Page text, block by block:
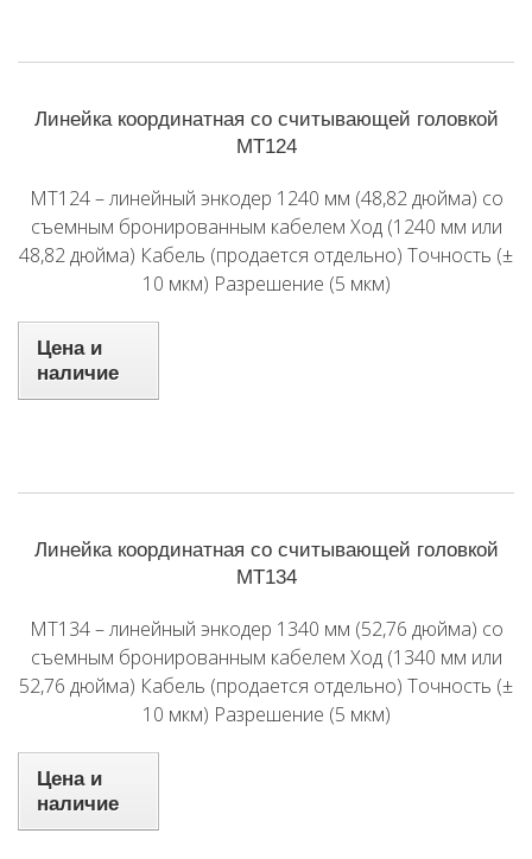
Линейка координатная со считывающей головкой
MT124
MT124 – линейный энкодер 1240 мм (48,82 дюйма) со
съемным бронированным кабелем Ход (1240 мм или
48,82 дюйма) Кабель (продается отдельно) Точность (±
10 мкм) Разрешение (5 мкм)
Цена и
наличие
Линейка координатная со считывающей головкой
MT134
MT134 – линейный энкодер 1340 мм (52,76 дюйма) со
съемным бронированным кабелем Ход (1340 мм или
52,76 дюйма) Кабель (продается отдельно) Точность (±
10 мкм) Разрешение (5 мкм)
Цена и
наличие